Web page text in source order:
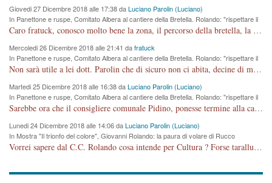
Giovedi 27 Dicembre 2018 alle 17:38 daLuciano Parolin (Luciano)
In Panettone e ruspe, Comitato Albera al cantiere della Bretella. Rolando: "rispettare il
cronoprogramma"
Caro fratuck, conosco molto bene la zona, il percorso della bretella, la situazione dei cittadini, abito in Viale Trento. A partire dal 2003 ho partecipato al Comitato di Maddalene pro bretella, e a riunioni propositive per apportare modifiche al progetto. Numerose mie foto del territorio sono arrivate a Roma, altri miei interventi (non graditi dalla Sx) sono stati pubblicati dal GdV, assieme ad altri come Ciro Asproso, ora favorevole alla bretella. Ho partecipato alla raccolta firme per la chiusura della strada x 5 giorni eseguita dal Sindaco Hullwech per sforamento 180 Micro/g. Pertanto come impegno per la tematica sono apposto con la coscienza. Ora il Progetto è partito, fine! Voglio dire che la nuova Giunta "comunale" non c'entra più. L'opera sarà "malauguratamente" eseguita, ma non con il mio placet. Il Consigliere Comunale dovrebbe capire che la campagna elettorale è finita, con buona pace di tutti. Quello che invece dovrebbe interessare è la proprietà della strada, dall'uscita autostradale Ovest, sino alla Rotatoria dell'Albara, vi sono tre possessori: Autostrade SpA; La Provincia, il Comune. Come la mettiamo per il futuro ? I costi, da 50 sono saliti a 100 milioni di € come dire 20 milioni a KM (!) da non credere. Comunque si farà. Ma nessuno canti Vittoria, anzi meglio non farne un ulteriore fatto "partitico" per questioni elettorali o di seggio. Se mi manda la sua mail, sono disponibile ad inviare i documenti e le foto sopra descritte. Con ossequi, Luciano Parolin
Mercoledi 26 Dicembre 2018 alle 21:41 dafratuck
In Panettone e ruspe, Comitato Albera al cantiere della Bretella. Rolando: "rispettare il
cronoprogramma"
Non sarà utile a lei dott. Parolin che di sicuro non ci abita, decine di migliaia di TIR, automobili e padroncini che passano quotidianamente per una strada appena rotabile, non è più possibile stendere i panni, attraversare la strada senza rischiare la morte, le case stanno crepando, i tempi sono cambiati e la bretella non passerà assolutamente per maddalene (ma cosa sta a dire?!), dia invece responsabilità a chi ha costruito tagliando la strada che doveva invece terminare a isola vicentina e non al moracchino lasciando Motta di Costabissara ancora in panne di traffico. I tempi sono cambiati dottore e se l'anagrafe della vita stagna nell'essere umano impressioni conservatrici, la società non le considera perchè va avanti, si industrializza e ha bisogno di infrastrutture e di sviluppo. Ultima considerazione, se è geloso di Rolando perchè vede in lui solo campagne politiche mentre si difendono i SOLI diritti dei cittadini, la preghiamo faccia considerazioni più appropriate. Saluti e complimenti per i suoi scritti.
Martedi 25 Dicembre 2018 alle 16:38 daLuciano Parolin (Luciano)
In Panettone e ruspe, Comitato Albera al cantiere della Bretella. Rolando: "rispettare il
cronoprogramma"
Sarebbe ora che il consigliere comunale Pidino, ponesse termine alla campagna elettorale nel territorio del suo seggio Villaggio del Sole. La tiraca è iniziata, distruggerà 6 km di prateria ovest della città, ricca di fonti e sorgenti d'acqua. I cittadini di Maddalene non avranno più Pace la notte. Molta colpa per la costruzione di questa Strada è proprio del signor Rolando,dei suoi gazebo mobili e che vuol far passare questa opera VANDALICA come progetto "utile" a chi ? Non è cosa seria sig. Rolando!
Lunedi 24 Dicembre 2018 alle 14:06 daLuciano Parolin (Luciano)
In Mostra "Il trionfo del colore", Giovanni Rolando: la paura di volare di Rucco
Vorrei sapere dal C.C. Rolando cosa intende per Cultura ? Forse tarallucci, vino e sagre, o spaghetti tricolori del PD ? Il continuo (s)parlare della mostra a Palazzo Chiericati caro consigliere DANNEGGIA FORTEMENTE l'immagine della città TUTTA e fa deviare i consensi che in RUSSIA (badi bene ex U.R.S.S.) sono ECCELLENTI. A livello artistico l'evento è di alta Valenza culturale, COMPITO di Tutta la Cittadinanza fare il possibile per propagandare l'iniziativa senza farne UN CASO PARTITICO come fa Lei da sempre. Meno Gazebo + Partecipazione! E così sia. Amen.